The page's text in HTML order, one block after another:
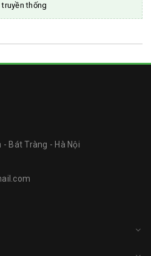
thống
- Bát Tràng - Hà Nội